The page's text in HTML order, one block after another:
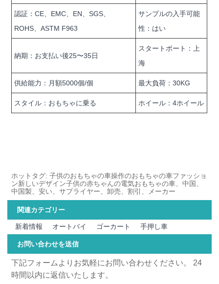
認証：CE、EMC、EN、SGS、
ROHS、ASTM F963
サンプルの入手可能
性：はい
納期：お支払い後25〜35日
スタートポート：上
海
供給能力：月額5000個/個 最大負荷：30KG
スタイル：おもちゃに乗る ホイール：4ホイール
ホットタグ: 子供のおもちゃの車操作のおもちゃの車ファッショ
ン新しいデザイン子供の赤ちゃんの電気おもちゃの車、中国、
中国製、安い、サプライヤー、卸売、割引、メーカー
関連カテゴリー
新着情報 オートバイ ゴーカート 手押し車
お問い合わせを送信
下記フォームよりお気軽にお問い合わせください。 24
時間以内に返信いたします。